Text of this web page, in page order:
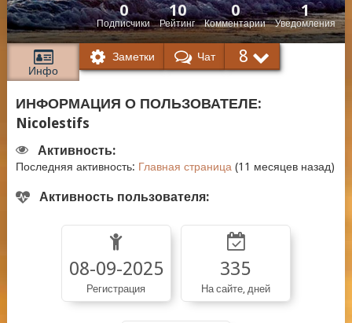
Подписчики
0
Рейтинг
10
Комментарии
0
Уведомления
1
Инфо
Заметки Чат 8
ИНФОРМАЦИЯ О ПОЛЬЗОВАТЕЛЕ:
Nicolestifs
Активность:
Последняя активность: Главная страница (11 месяцев назад)
Активность пользователя:
08-09-2025
Регистрация
335
На сайте, дней